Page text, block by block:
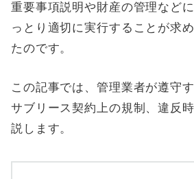
重要事項説明や財産の管理など
っとり適切に実行することが求
たのです。
この記事では、管理業者が遵守
サブリース契約上の規制、違反
説します。